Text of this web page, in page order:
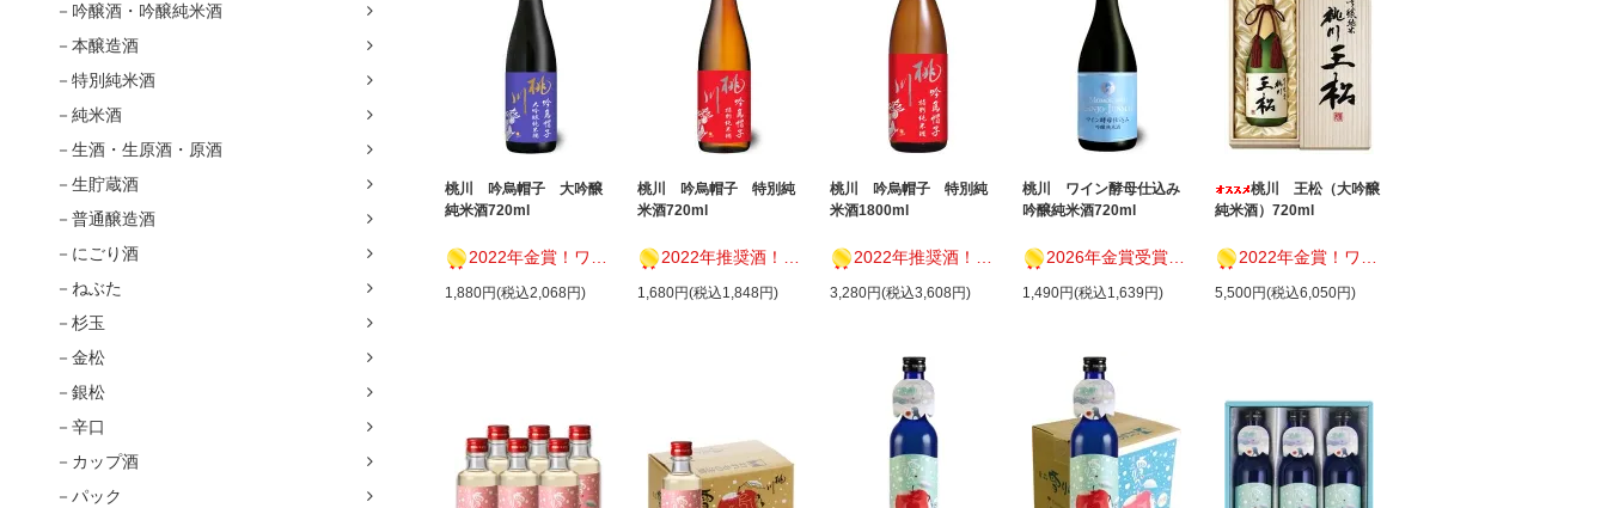
－吟醸酒・吟醸純米酒
－本醸造酒
－特別純米酒
－純米酒
－生酒・生原酒・原酒
－生貯蔵酒
－普通醸造酒
－にごり酒
－ねぶた
－杉玉
－金松
－銀松
－辛口
－カップ酒
－パック
桃川 吟烏帽子 大吟醸
純米酒720ml
2022年金賞！ワイングラスでおいしい日本酒アワード
1,880円(税込2,068円)
桃川 吟烏帽子 特別純
米酒720ml
2022年推奨酒！インターナショナルワインチャレンジ
1,680円(税込1,848円)
桃川 吟烏帽子 特別純
米酒1800ml
2022年推奨酒！インターナショナルワインチャレンジ
3,280円(税込3,608円)
桃川 ワイン酵母仕込み
吟醸純米酒720ml
2026年金賞受賞 ワイングラスでおいしい日本酒アワード
1,490円(税込1,639円)
桃川 王松（大吟醸
純米酒）720ml
2022年金賞！ワイングラスでおいしい日本酒アワード
5,500円(税込6,050円)